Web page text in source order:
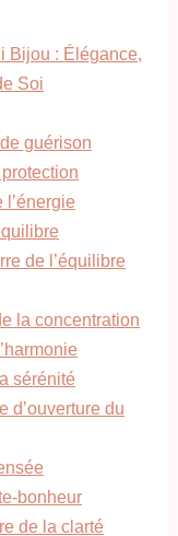
Bijou : Élégance,
Soi
guérison
l’énergie
de l’équilibre
la concentration
sérénité
d’ouverture du
bonheur
de la clarté